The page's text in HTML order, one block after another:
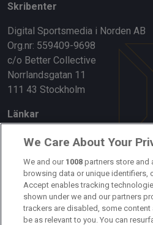
Skribenter
Digital Sportsmedia i Norden AB
Org.nr: 559409-9698
c/o Better Collective
Norrlandsgatan 11
111 43 Stockholm
Länkar
Om oss
Kontakta oss
Kundtjänst
Sponsor: Rekatochklart
We Care About Your
We and our 1008 partners store and
browsing data or unique identifiers,
Accept enables tracking
shown under we and our partners
trackers are disabled, some content
be as relevant to you. You can